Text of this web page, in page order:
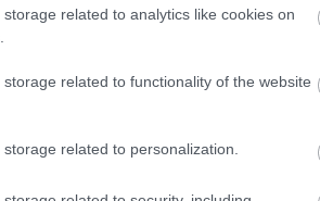
related to analytics like cookies on
related to functionality of the website
related to personalization.